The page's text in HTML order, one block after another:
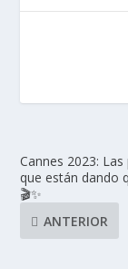
Cannes 2023: Las
que están dando
🎬✨
ANTERIOR